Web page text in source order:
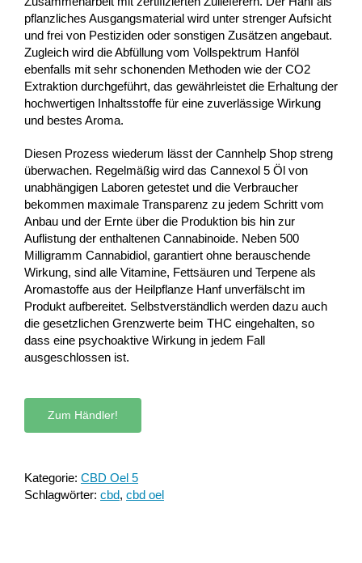
pflanzliches Ausgangsmaterial wird unter strenger Aufsicht
und frei von Pestiziden oder sonstigen Zusätzen angebaut.
Zugleich wird die Abfüllung vom Vollspektrum Hanföl
ebenfalls mit sehr schonenden Methoden wie der CO2
Extraktion durchgeführt, das gewährleistet die Erhaltung der
hochwertigen Inhaltsstoffe für eine zuverlässige Wirkung
und bestes Aroma.
Diesen Prozess wiederum lässt der Cannhelp Shop streng
überwachen. Regelmäßig wird das Cannexol 5 Öl von
unabhängigen Laboren getestet und die Verbraucher
bekommen maximale Transparenz zu jedem Schritt vom
Anbau und der Ernte über die Produktion bis hin zur
Auflistung der enthaltenen Cannabinoide. Neben 500
Milligramm Cannabidiol, garantiert ohne berauschende
Wirkung, sind alle Vitamine, Fettsäuren und Terpene als
Aromastoffe aus der Heilpflanze Hanf unverfälscht im
Produkt aufbereitet. Selbstverständlich werden dazu auch
die gesetzlichen Grenzwerte beim THC eingehalten, so
dass eine psychoaktive Wirkung in jedem Fall
ausgeschlossen ist.
Zum Händler!
Kategorie: CBD Oel 5
Schlagwörter: cbd, cbd oel